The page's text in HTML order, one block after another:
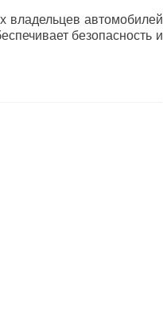
владельцев автомобилей
безопасность и